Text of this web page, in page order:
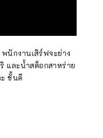
นักงานเสิร์ฟจะย่าง
และน้ำสต็อกสาหร่าย
ชั้นดี